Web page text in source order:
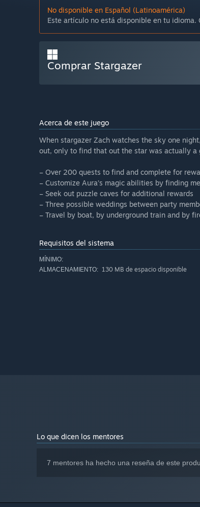
No disponible en Español (Latinoamérica)
Este artículo no está disponible en tu
Comprar Stargazer
Acerca de este juego
When stargazer Zach watches the sky one
out, only to find that out the star was actually
– Over 200 quests to find and complete for
– Customize Aura’s magic abilities by finding
– Seek out puzzle caves for additional rewards
– Three possible weddings between party
– Travel by boat, by underground train and by
Requisitos del sistema
MÍNIMO:
ALMACENAMIENTO: 130 MB de espacio disponible
Lo que dicen los mentores
7 mentores ha hecho una reseña de este